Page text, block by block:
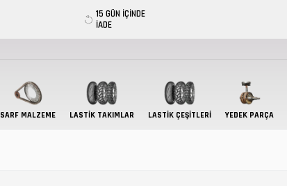
15 GÜN İÇİNDE
İADE
SARF MALZEME LASTIK TAKIMLAR LASTİK ÇEŞİTLERİ YEDEK PARÇA